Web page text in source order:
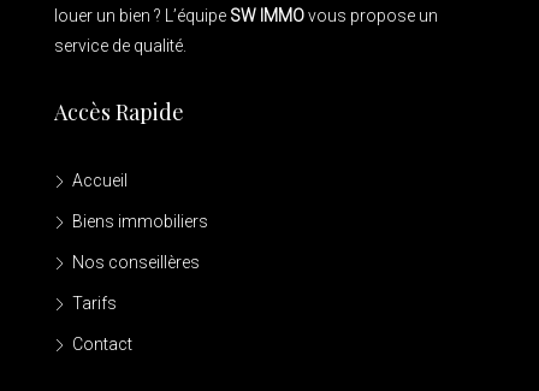
louer un bien ? L’équipe SW IMMOvous propose un
service de qualité.
Accès Rapide
Accueil
Biens immobiliers
Nos conseillères
Tarifs
Contact